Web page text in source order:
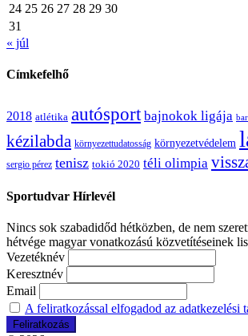
24 25 26 27 28 29 30
31
« júl
Címkefelhő
2018 atlétika autósport bajnokok ligája
kézilabda környezettudatosság környezetvédelem
sergio pérez tenisz tokió 2020 téli olimpia
Sportudvar Hírlevél
Nincs sok szabadidőd hétközben, de nem
hétvége magyar vonatkozású közvetítéseinek
Vezetéknév
Keresztnév
Email
A feliratkozással elfogadod az adatkezelési